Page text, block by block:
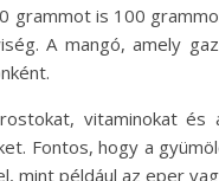
is 100
A mangó, amely
vitaminokat és
Fontos, hogy a
mint például az eper